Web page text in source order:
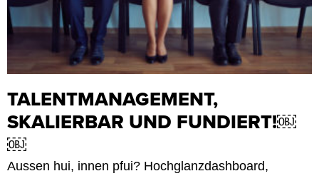
TALENTMANAGEMENT,
SKALIERBAR UND FUNDIERT!￼
￼
Aussen hui, innen pfui? Hochglanzdashboard,